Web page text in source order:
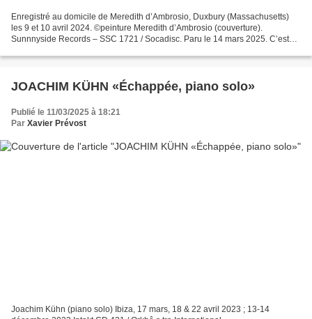
Enregistré au domicile de Meredith d’Ambrosio, Duxbury (Massachusetts)
les 9 et 10 avril 2024. ©peinture Meredith d’Ambrosio (couverture).
Sunnnyside Records – SSC 1721 / Socadisc. Paru le 14 mars 2025. C’est
JOACHIM KÜHN «Échappée, piano solo»
Publié le 11/03/2025 à 18:21
Par Xavier Prévost
Joachim Kühn (piano solo) Ibiza, 17 mars, 18 & 22 avril 2023 ; 13-14